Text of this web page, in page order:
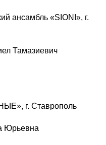
ансамбль «SIONI», г.
Тамазиевич
г. Ставрополь
Юрьевна